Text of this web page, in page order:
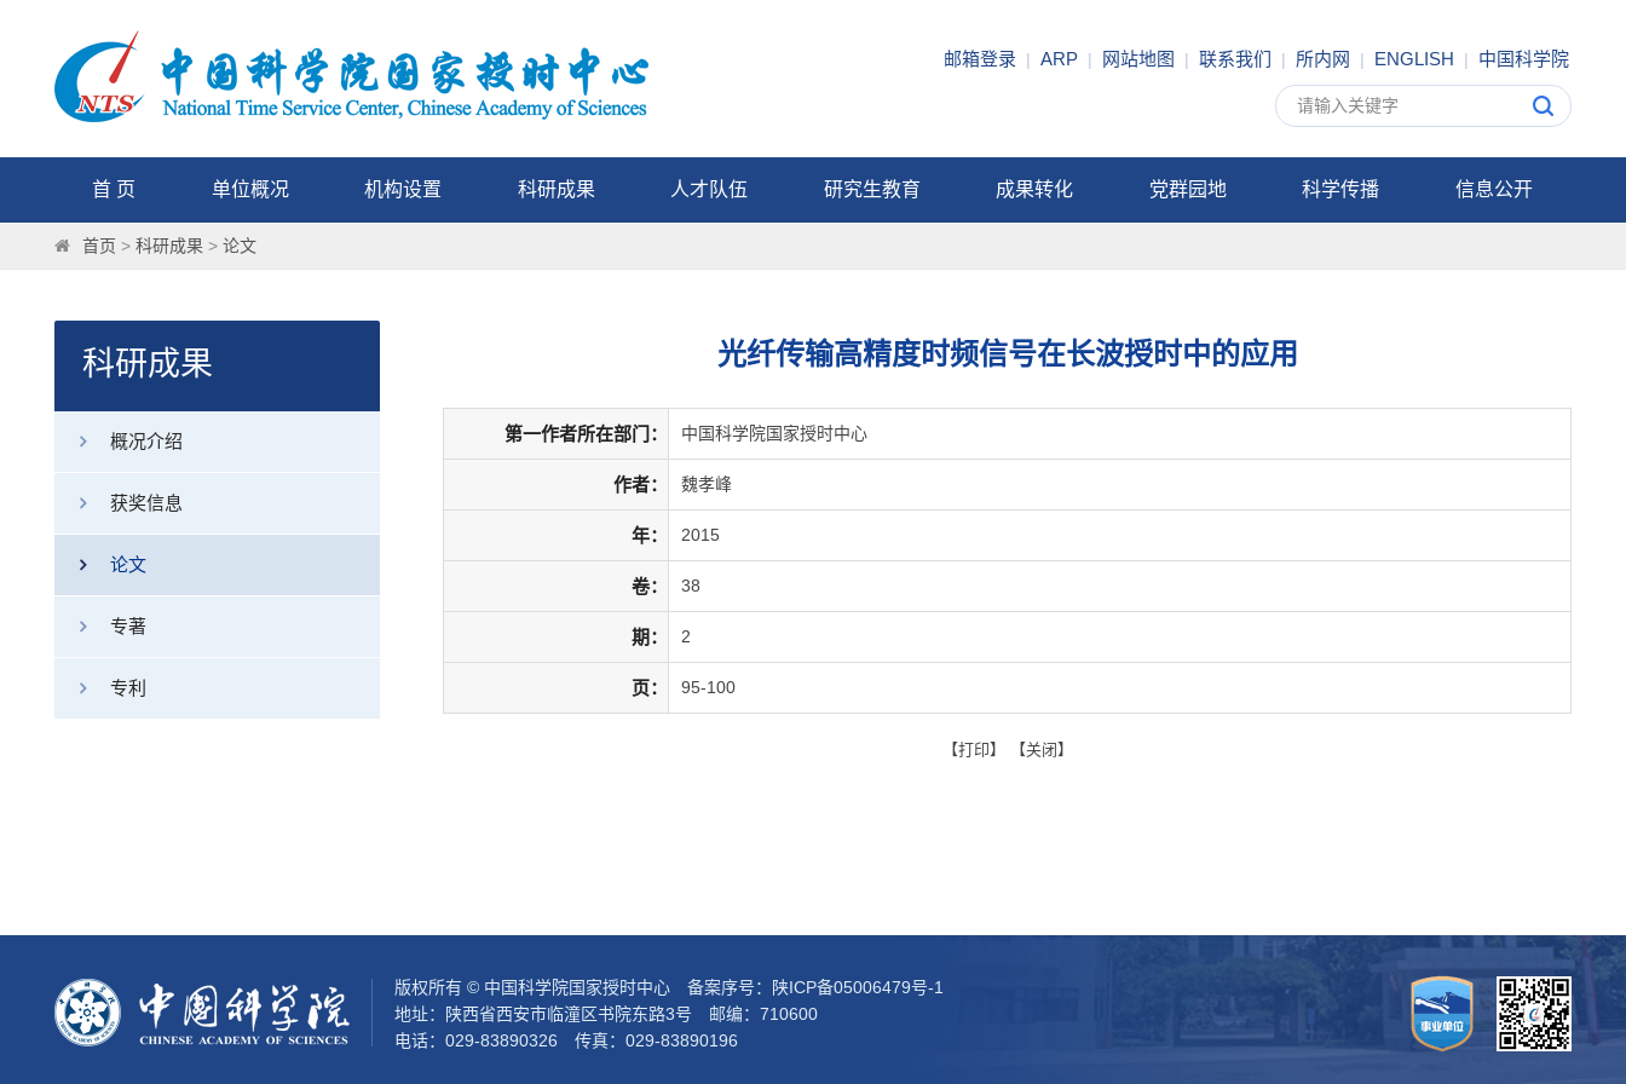
邮箱登录 | ARP | 网站地图 | 联系我们 | 所内网 | ENGLISH | 中国科学院
首 页 单位概况 机构设置 科研成果 人才队伍 研究生教育 成果转化 党群园地 科学传播 信息公开
首页 > 科研成果 > 论文
科研成果
概况介绍
获奖信息
论文
专著
专利
光纤传输高精度时频信号在长波授时中的应用
第一作者所在部门： 中国科学院国家授时中心
作者： 魏孝峰
年： 2015
卷： 38
期： 2
页： 95-100
【打印】 【关闭 】
版权所有 © 中国科学院国家授时中心 备案序号：
陕ICP备05006479号-1
地址：陕西省西安市临潼区书院东路3号 邮编：710600
电话：029-83890326 传真：029-83890196